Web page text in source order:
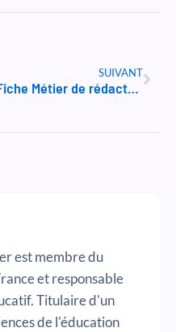
SUIVANT
Fiche Métier de rédacteur web SEO
est membre du
et responsable
Titulaire d'un
de l'éducation